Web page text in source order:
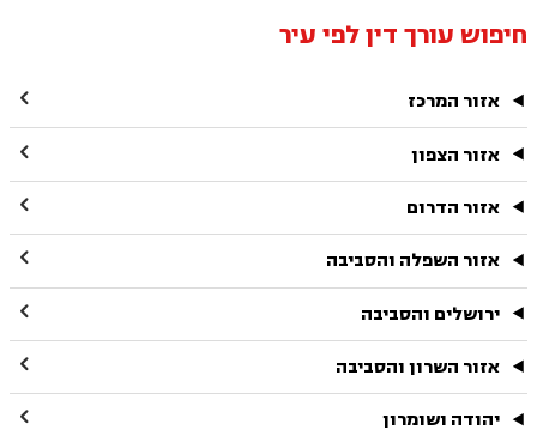
חיפוש עורך דין לפי עיר
אזור המרכז 
אזור הצפון 
אזור הדרום 
אזור השפלה והסביבה 
ירושלים והסביבה 
אזור השרון והסביבה 
יהודה ושומרון 